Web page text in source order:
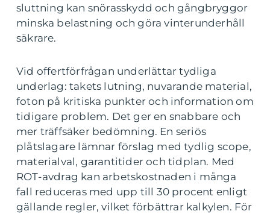
sluttning kan snörasskydd och gångbryggor
minska belastning och göra vinterunderhåll
säkrare.
Vid offertförfrågan underlättar tydliga
underlag: takets lutning, nuvarande material,
foton på kritiska punkter och information om
tidigare problem. Det ger en snabbare och
mer träffsäker bedömning. En seriös
plåtslagare lämnar förslag med tydlig scope,
materialval, garantitider och tidplan. Med
ROT-avdrag kan arbetskostnaden i många
fall reduceras med upp till 30 procent enligt
gällande regler, vilket förbättrar kalkylen. För